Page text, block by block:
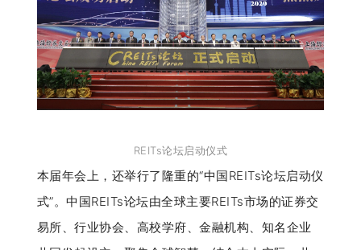
REITs论坛启动仪式
本届年会上，还举行了隆重的“中国REITs论坛启动仪
式”。中国REITs论坛由全球主要REITs市场的证券交
易所、行业协会、高校学府、金融机构、知名企业